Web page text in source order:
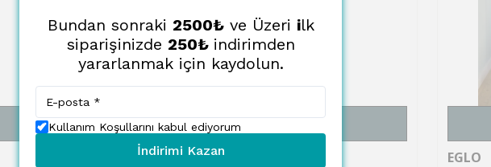
SEPETE EKLE
EGLO EGLO
Bundan sonraki 2500₺ve Üzeri ilk
siparişinizde 250₺ indirimden
yararlanmak için kaydolun.
Kullanım Koşullarını kabul ediyorum
İndirimi Kazan